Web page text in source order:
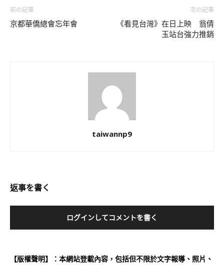
前の記事
京都華僑總會忘年會
次の記事
《看見台灣》在日上映 翁倩
玉站台強力推銷
taiwannp9
返事を書く
ログインしてコメントを書く
【版權聲明】：本網站登載內容，包括但不限於文字報導、照片、